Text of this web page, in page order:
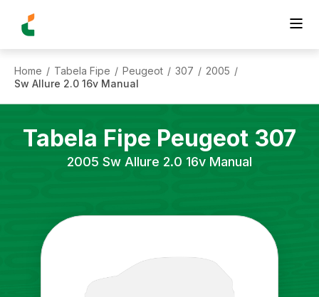
Home / Tabela Fipe / Peugeot / 307 / 2005 /
Sw Allure 2.0 16v Manual
Tabela Fipe Peugeot 307
2005 Sw Allure 2.0 16v Manual